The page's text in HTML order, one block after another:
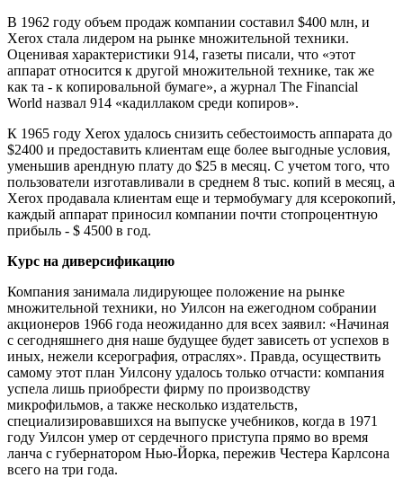
В 1962 году объем продаж компании составил $400 млн, и
Xerox стала лидером на рынке множительной техники.
Оценивая характеристики 914, газеты писали, что «этот
аппарат относится к другой множительной технике, так же
как та - к копировальной бумаге», а журнал The Financial
World назвал 914 «кадиллаком среди копиров».
К 1965 году Xerox удалось снизить себестоимость аппарата до
$2400 и предоставить клиентам еще более выгодные условия,
уменьшив арендную плату до $25 в месяц. С учетом того, что
пользователи изготавливали в среднем 8 тыс. копий в месяц, а
Xerox продавала клиентам еще и термобумагу для ксерокопий,
каждый аппарат приносил компании почти стопроцентную
прибыль - $ 4500 в год.
Курс на диверсификацию
Компания занимала лидирующее положение на рынке
множительной техники, но Уилсон на ежегодном собрании
акционеров 1966 года неожиданно для всех заявил: «Начиная
с сегодняшнего дня наше будущее будет зависеть от успехов в
иных, нежели ксерография, отраслях». Правда, осуществить
самому этот план Уилсону удалось только отчасти: компания
успела лишь приобрести фирму по производству
микрофильмов, а также несколько издательств,
специализировавшихся на выпуске учебников, когда в 1971
году Уилсон умер от сердечного приступа прямо во время
ланча с губернатором Нью-Йорка, пережив Честера Карлсона
всего на три года.